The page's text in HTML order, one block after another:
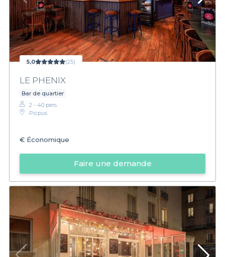
5,0 (25)
LE PHENIX
Bar de quartier
2 - 40 pers.
Picpus
€ Économique
Faire une demande